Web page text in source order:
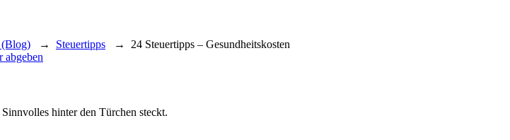
→ Steuertipps → 24 Steuertipps – Gesundheitskosten
abgeben
hinter den Türchen steckt.